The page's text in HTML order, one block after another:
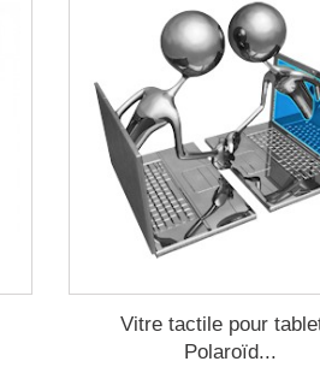
Vitre tactile pour
Polaroïd...